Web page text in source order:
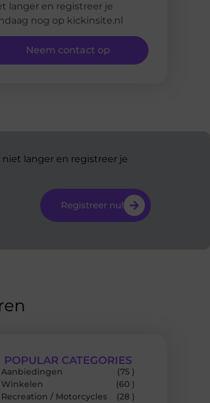
langer en registreer je
nog op kickinsite.nl
Neem contact op
langer en registreer je
Registreer nu!
POPULAR CATEGORIES
Aanbiedingen
(75 )
Winkelen
(60 )
Recreation / Motorcycles
(28 )